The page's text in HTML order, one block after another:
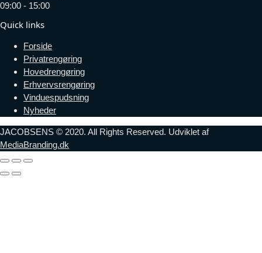
09:00 - 15:00
Quick links
Forside
Privatrengøring
Hovedrengøring
Erhvervsrengøring
Vinduespudsning
Nyheder
JACOBSENS © 2020. All Rights Reserved. Udviklet af
MediaBranding.dk